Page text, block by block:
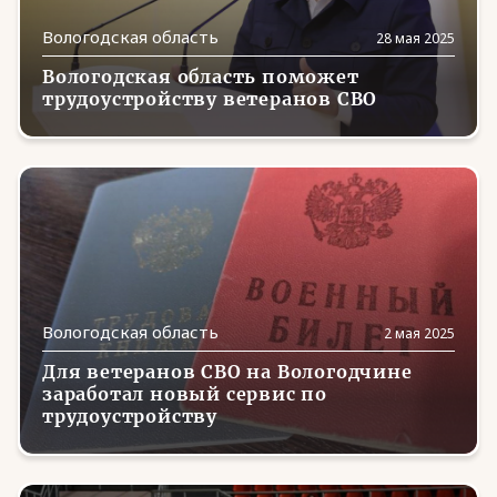
Магаданская область(5)
Марий Эл(9)
Мордовия(12)
Москва(192)
Московская область
(130)
Мурманская область
(3)
Ненецкий АО
(1)
Нижегородская область(14)
Новгородская область(8)
Новосибирская область(23)
Омская область (8)
Вологодская область 28 мая 2025
Вологодская область поможет
трудоустройству ветеранов СВО
Вологодская область 2 мая 2025
Для ветеранов СВО на Вологодчине
заработал новый сервис по
трудоустройству